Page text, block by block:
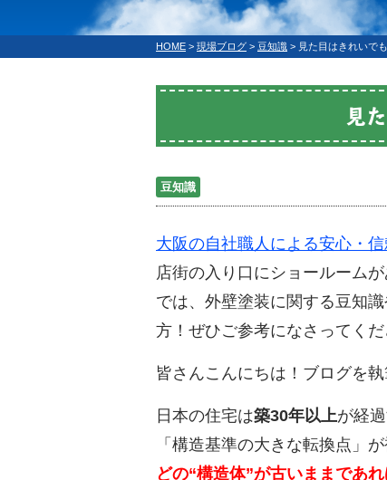
HOME > 現場ブログ > 豆知識 > 見た目はきれいで
見
豆知識
大阪の自社職人による安心・
店街の入り口にショールーム
では、外壁塗装に関する豆知
方！ぜひご参考になさってくだ
皆さんこんにちは！ブログを
日本の住宅は築30年以上が経
「構造基準の大きな転換点」
どの“構造体”が古いままであ